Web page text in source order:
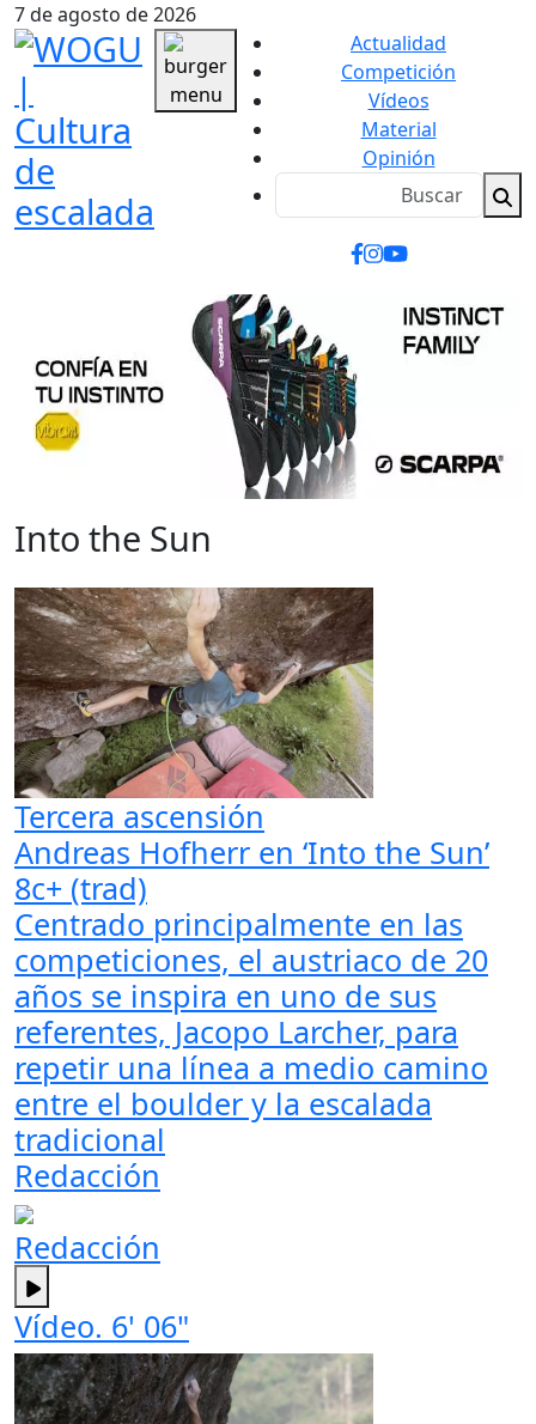
7 de agosto de 2026
Actualidad
Competición
Vídeos
Material
Opinión
Into the Sun
Tercera ascensión
Andreas Hofherr en ‘Into the Sun’
8c+ (trad)
Centrado principalmente en las
competiciones, el austriaco de 20
años se inspira en uno de sus
referentes, Jacopo Larcher, para
repetir una línea a medio camino
entre el boulder y la escalada
tradicional
Redacción
Redacción
Vídeo. 6' 06"